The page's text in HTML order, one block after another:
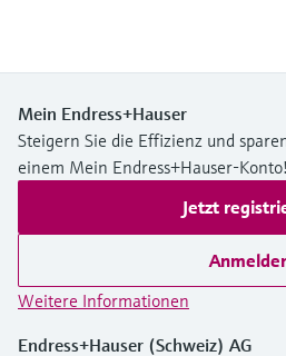
Mein Endress+Hauser
Steigern Sie die Effizienz und
einem Mein Endress+Hauser-Konto!
Jetzt
Weitere Informationen
Endress+Hauser (Schweiz) AG